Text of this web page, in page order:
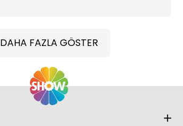
DAHA FAZLA GÖSTER